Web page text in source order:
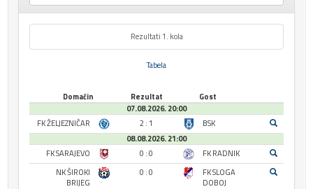
Rezultati 1. kola
Tabela
Domaćin Rezultat
Gost
07.08.2026. 20:00
FK ŽELJEZNIČAR
2 : 1
BSK
08.08.2026. 21:00
FK SARAJEVO
0 : 0
FK RADNIK
NK ŠIROKI
BRIJEG
0 : 0
FK SLOGA
DOBOJ